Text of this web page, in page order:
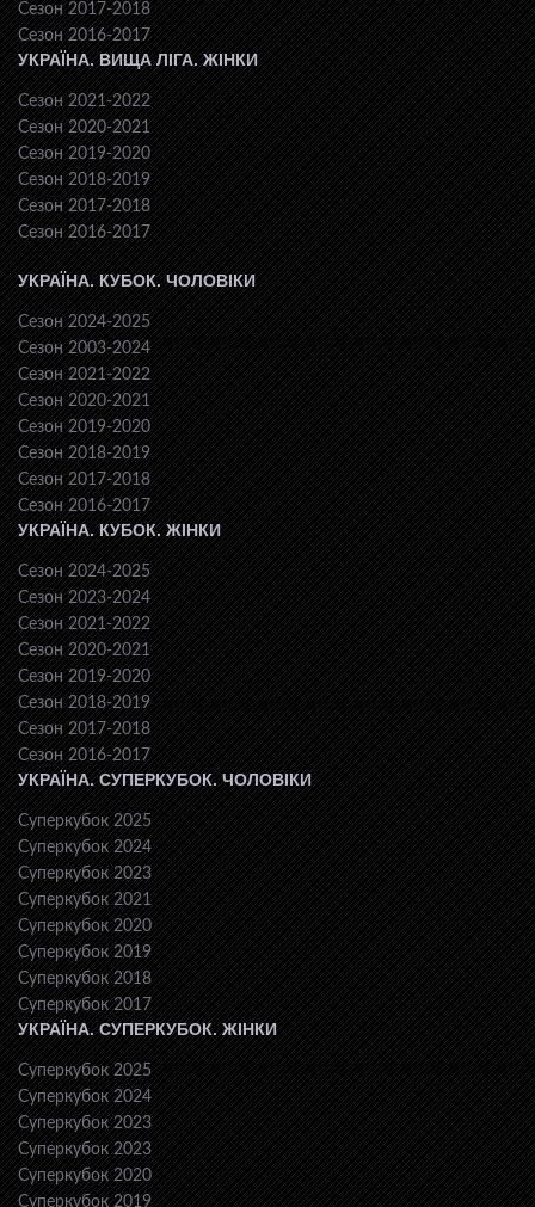
Сезон 2017-2018
Сезон 2016-2017
УКРАЇНА. ВИЩА ЛІГА. ЖІНКИ
Сезон 2021-2022
Сезон 2020-2021
Сезон 2019-2020
Сезон 2018-2019
Сезон 2017-2018
Сезон 2016-2017
УКРАЇНА. КУБОК. ЧОЛОВІКИ
Сезон 2024-2025
Сезон 2003-2024
Сезон 2021-2022
Сезон 2020-2021
Сезон 2019-2020
Сезон 2018-2019
Сезон 2017-2018
Сезон 2016-2017
УКРАЇНА. КУБОК. ЖІНКИ
Сезон 2024-2025
Сезон 2023-2024
Сезон 2021-2022
Сезон 2020-2021
Сезон 2019-2020
Сезон 2018-2019
Сезон 2017-2018
Сезон 2016-2017
УКРАЇНА. СУПЕРКУБОК. ЧОЛОВІКИ
Суперкубок 2025
Суперкубок 2024
Суперкубок 2023
Суперкубок 2021
Суперкубок 2020
Суперкубок 2019
Суперкубок 2018
Суперкубок 2017
УКРАЇНА. СУПЕРКУБОК. ЖІНКИ
Суперкубок 2025
Суперкубок 2024
Суперкубок 2023
Суперкубок 2023
Суперкубок 2020
Суперкубок 2019